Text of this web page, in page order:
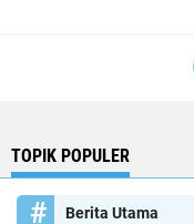
TOPIK POPULER
Berita Utama